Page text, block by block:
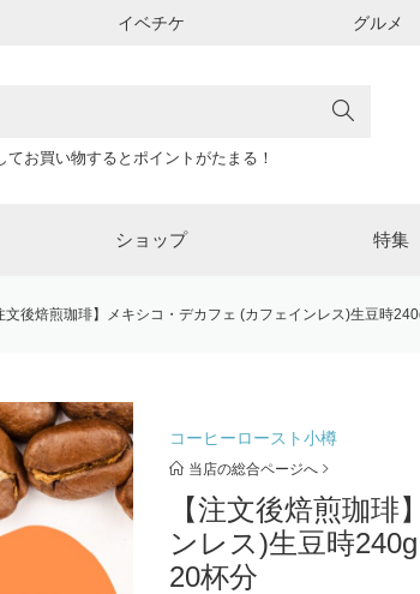
イベチケ グルメ
てお買い物するとポイントがたまる！
ショップ 特集
文後焙煎珈琲】メキシコ・デカフェ (カフェインレス)生豆時
コーヒーロースト小樽
当店の総合ページへ
【注文後焙煎珈
ンレス)生豆時
20杯分